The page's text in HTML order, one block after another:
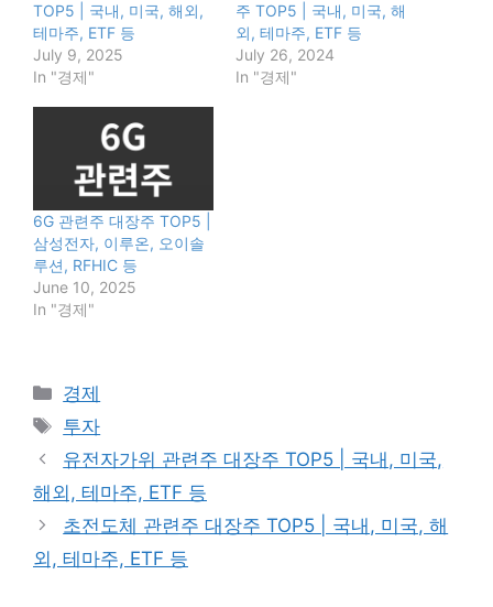
TOP5 | 국내, 미국, 해외,
테마주, ETF 등
July 9, 2025
In "경제"
주 TOP5 | 국내, 미국, 해
외, 테마주, ETF 등
July 26, 2024
In "경제"
6G 관련주 대장주 TOP5 |
삼성전자, 이루온, 오이솔
루션, RFHIC 등
June 10, 2025
In "경제"
Categories
경제
Tags
투자
유전자가위 관련주 대장주 TOP5 | 국내, 미국,
해외, 테마주, ETF 등
초전도체 관련주 대장주 TOP5 | 국내, 미국, 해
외, 테마주, ETF 등